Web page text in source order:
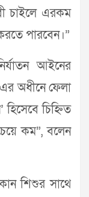
চাইলে এরকম
পারবেন।”
আইনের
অধীনে ফেলা
চিহ্নিত
কম”, বলেন
শিশুর সাথে